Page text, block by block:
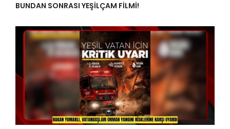
BUNDAN SONRASI YEŞİLÇAM FİLMİ!